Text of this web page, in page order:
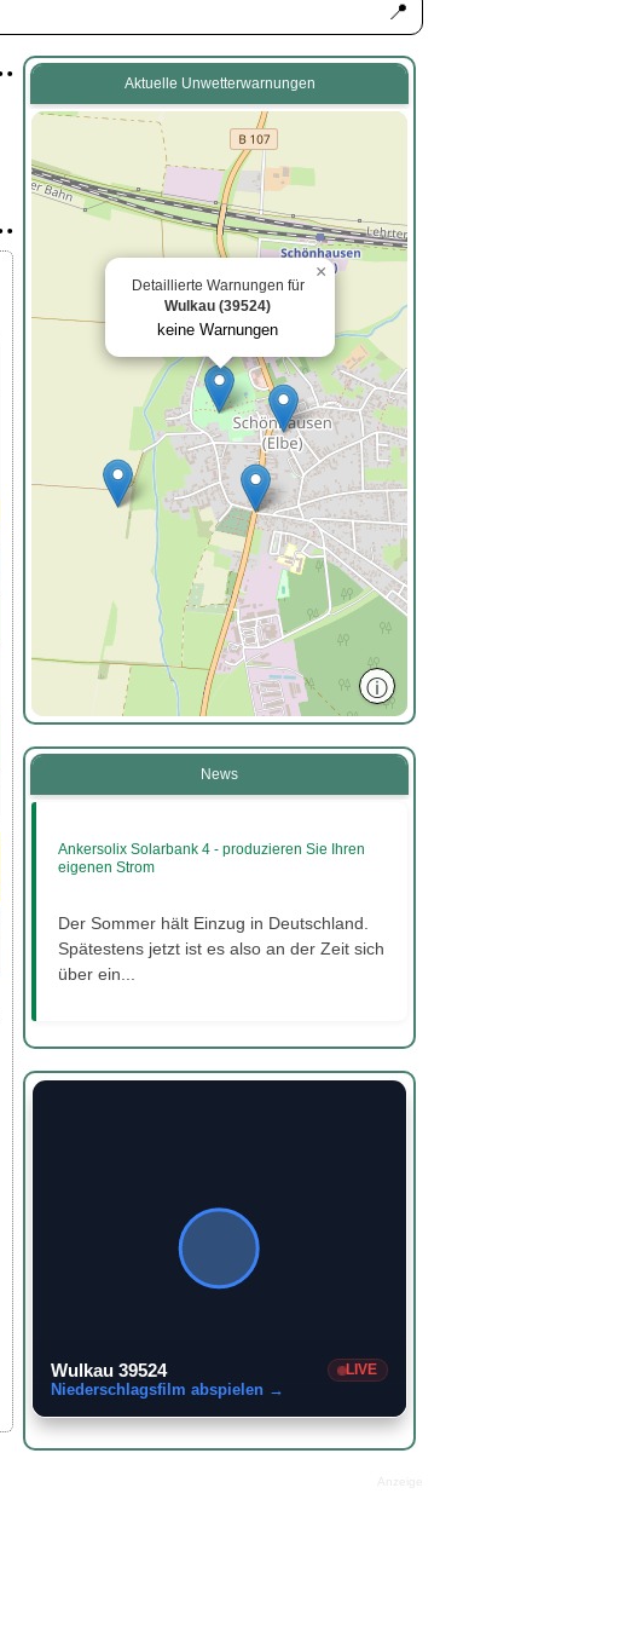
📍
Aktuelle Unwetterwarnungen
Detaillierte Warnungen für
Wulkau (39524)
keine Warnungen
×
ⓘ
News
Ankersolix Solarbank 4 - produzieren Sie Ihren
eigenen Strom
Der Sommer hält Einzug in Deutschland.
Spätestens jetzt ist es also an der Zeit sich
über ein...
Wulkau 39524 LIVE
Niederschlagsfilm abspielen →